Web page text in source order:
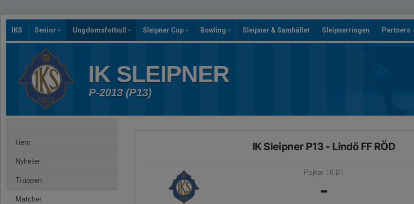
IKS Senior Ungdomsfotboll Sleipner Cup Bowling Sleipner & Samhället Sleipnerringen Partners
IK SLEIPNER
P-2013 (P13)
Hem
Nyheter
Truppen
Matcher
IK Sleipner P13 - Lindö FF RÖD
Pojkar 10 B1
-